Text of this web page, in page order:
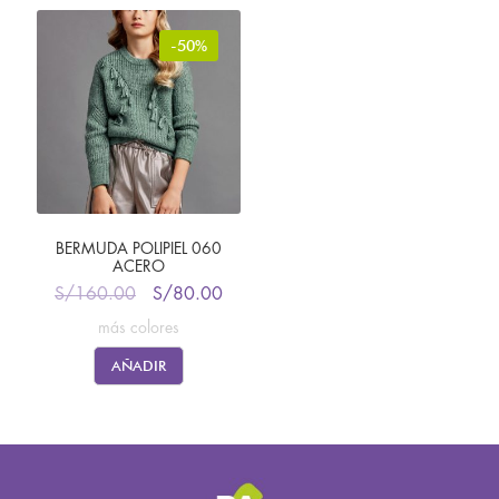
-50%
BERMUDA POLIPIEL 060
ACERO
S/160.00 S/80.00
más colores
AÑADIR